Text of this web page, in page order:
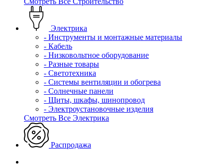
Электрика
- Инструменты и монтажные материалы
- Кабель
- Низковольтное оборудование
- Разные товары
- Светотехника
- Системы вентиляции и обогрева
- Солнечные панели
- Щиты, шкафы, шинопровод
- Электроустановочные изделия
Смотреть Все Электрика
Распродажа